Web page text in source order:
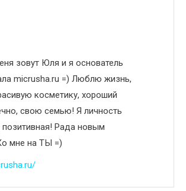
зовут Юля и я основатель
micrusha.ru =) Люблю жизнь,
косметику, хороший
свою семью! Я личность
Рада новым
мне на ТЫ =)